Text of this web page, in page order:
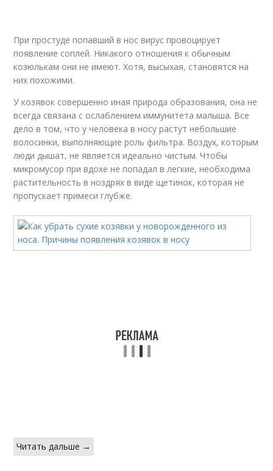
При простуде попавший в нос вирус провоцирует
появление соплей. Никакого отношения к обычным
козюлькам они не имеют. Хотя, высыхая, становятся на
них похожими.
У козявок совершенно иная природа образования, она не
всегда связана с ослаблением иммунитета малыша. Все
дело в том, что у человека в носу растут небольшие
волосинки, выполняющие роль фильтра. Воздух, которым
люди дышат, не является идеально чистым. Чтобы
микромусор при вдохе не попадал в легкие, необходима
растительность в ноздрях в виде щетинок, которая не
пропускает примеси глубже.
Читать дальше →